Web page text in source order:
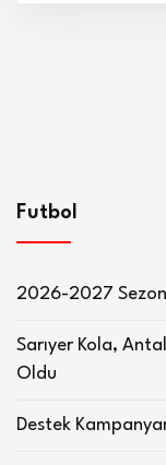
Futbol
2026-2027
Sarıyer Kola,
Oldu
Destek